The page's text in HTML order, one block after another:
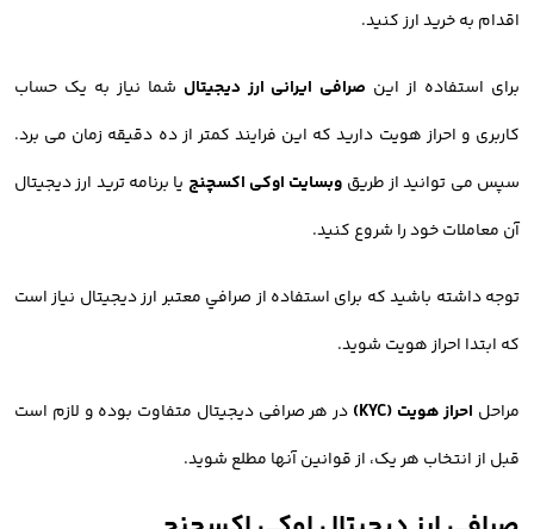
اقدام به خرید ارز کنید.
برای استفاده از این صرافی ایرانی ارز دیجیتال شما نیاز به یک حساب
کاربری و احراز هویت دارید که این فرایند کمتر از ده دقیقه زمان می برد.
سپس می توانید از طریق وبسایت اوکی اکسچنج یا برنامه ترید ارز دیجیتال
آن معاملات خود را شروع کنید.
توجه داشته باشید که برای استفاده از صرافي معتبر ارز ديجيتال نیاز است
که ابتدا احراز هویت شوید.
مراحل احراز هویت (KYC)
در هر صرافی دیجیتال متفاوت بوده و لازم است
قبل از انتخاب هر یک، از قوانین آنها مطلع شوید.